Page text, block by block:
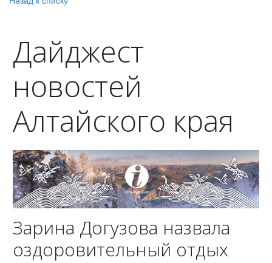
Дайджест
новостей
Алтайского края
Зарина Догузова назвала
оздоровительный отдых